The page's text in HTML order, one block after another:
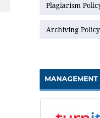
Plagiarism
Archiving Policy
MANAGEMENT